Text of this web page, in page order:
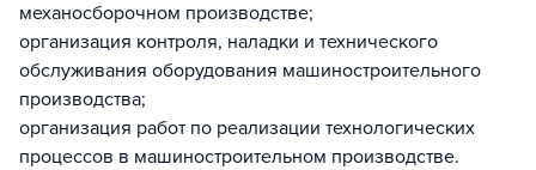
механосборочном производстве;
организация контроля, наладки и технического
обслуживания оборудования машиностроительного
производства;
организация работ по реализации технологических
процессов в машиностроительном производстве.